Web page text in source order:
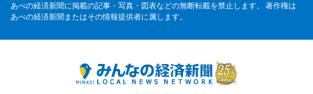
あべの経済新聞に掲載の記事・写真・図表などの無断転載を禁止します。 著作権は
あべの経済新聞またはその情報提供者に属します。